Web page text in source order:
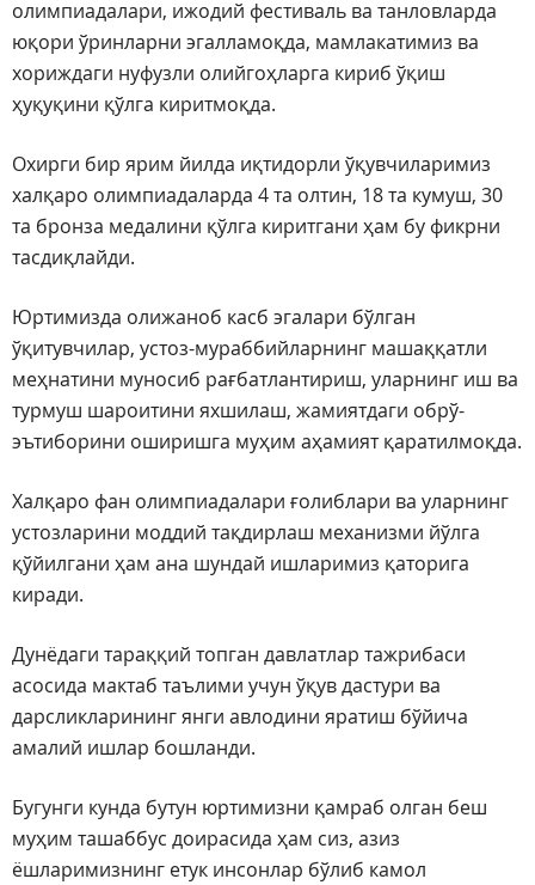
олимпиадалари, ижодий фестиваль ва танловларда
юқори ўринларни эгалламоқда, мамлакатимиз ва
хориждаги нуфузли олийгоҳларга кириб ўқиш
ҳуқуқини қўлга киритмоқда.
Охирги бир ярим йилда иқтидорли ўқувчиларимиз
халқаро олимпиадаларда 4 та олтин, 18 та кумуш, 30
та бронза медалини қўлга киритгани ҳам бу фикрни
тасдиқлайди.
Юртимизда олижаноб касб эгалари бўлган
ўқитувчилар, устоз-мураббийларнинг машаққатли
меҳнатини муносиб рағбатлантириш, уларнинг иш ва
турмуш шароитини яхшилаш, жамиятдаги обрў-
эътиборини оширишга муҳим аҳамият қаратилмоқда.
Халқаро фан олимпиадалари ғолиблари ва уларнинг
устозларини моддий тақдирлаш механизми йўлга
қўйилгани ҳам ана шундай ишларимиз қаторига
киради.
Дунёдаги тараққий топган давлатлар тажрибаси
асосида мактаб таълими учун ўқув дастури ва
дарсликларининг янги авлодини яратиш бўйича
амалий ишлар бошланди.
Бугунги кунда бутун юртимизни қамраб олган беш
муҳим ташаббус доирасида ҳам сиз, азиз
ёшларимизнинг етук инсонлар бўлиб камол